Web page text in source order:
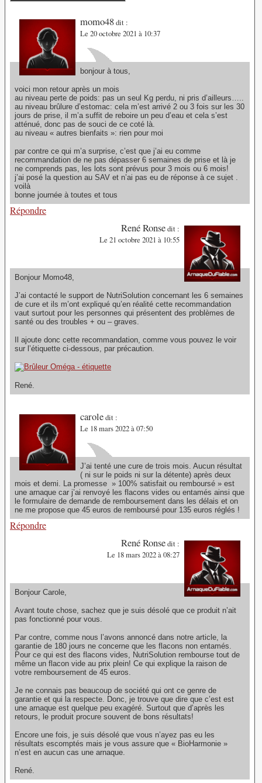
momo48dit :
Le 20 octobre 2021 à 10:37
bonjour à tous,
voici mon retour après un mois
au niveau perte de poids: pas un seul Kg perdu, ni pris d’ailleurs…..
au niveau brûlure d’estomac: cela m’est arrivé 2 ou 3 fois sur les 30
jours de prise, il m’a suffit de reboire un peu d’eau et cela s’est
atténué, donc pas de souci de ce coté là.
au niveau « autres bienfaits »: rien pour moi
par contre ce qui m’a surprise, c’est que j’ai eu comme
recommandation de ne pas dépasser 6 semaines de prise et là je
ne comprends pas, les lots sont prévus pour 3 mois ou 6 mois!
j’ai posé la question au SAV et n’ai pas eu de réponse à ce sujet .
voilà
bonne journée à toutes et tous
Répondre
René Ronsedit :
Le 21 octobre 2021 à 10:55
Bonjour Momo48,
J’ai contacté le support de NutriSolution concernant les 6 semaines
de cure et ils m’ont expliqué qu’en réalité cette recommandation
vaut surtout pour les personnes qui présentent des problèmes de
santé ou des troubles + ou – graves.
Il ajoute donc cette recommandation, comme vous pouvez le voir
sur l’étiquette ci-dessous, par précaution.
René.
caroledit :
Le 18 mars 2022 à 07:50
J’ai tenté une cure de trois mois. Aucun résultat
( ni sur le poids ni sur la détente) après deux
mois et demi. La promesse » 100% satisfait ou remboursé » est
une arnaque car j’ai renvoyé les flacons vides ou entamés ainsi que
le formulaire de demande de remboursement dans les délais et on
ne me propose que 45 euros de remboursé pour 135 euros réglés !
Répondre
René Ronsedit :
Le 18 mars 2022 à 08:27
Bonjour Carole,
Avant toute chose, sachez que je suis désolé que ce produit n’ait
pas fonctionné pour vous.
Par contre, comme nous l’avons annoncé dans notre article, la
garantie de 180 jours ne concerne que les flacons non entamés.
Pour ce qui est des flacons vides, NutriSolution rembourse tout de
même un flacon vide au prix plein! Ce qui explique la raison de
votre remboursement de 45 euros.
Je ne connais pas beaucoup de société qui ont ce genre de
garantie et qui la respecte. Donc, je trouve que dire que c’est est
une arnaque est quelque peu exagéré. Surtout que d’après les
retours, le produit procure souvent de bons résultats!
Encore une fois, je suis désolé que vous n’ayez pas eu les
résultats escomptés mais je vous assure que « BioHarmonie »
n’est en aucun cas une arnaque.
René.